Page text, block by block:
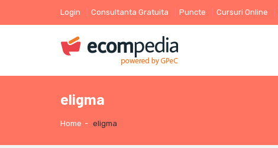
Login Consultanta Gratuita Puncte Cursuri Online
eligma
Home - eligma